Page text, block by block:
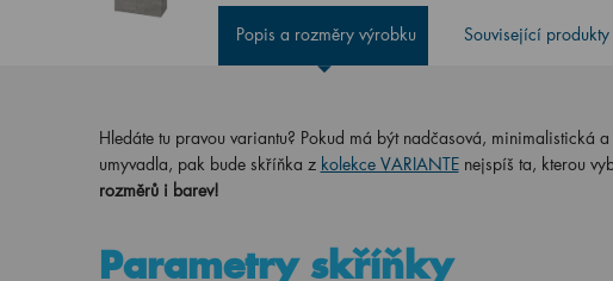
Popis a rozměry výrobku Související produkty
Hledáte tu pravou variantu? Pokud má být nadčasová, minimalistická
umyvadla, pak bude skříňka z kolekce VARIANTE nejspíš ta, kterou
rozměrů i barev!
Parametry skříňky